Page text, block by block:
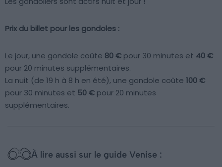
Prix du billet pour les gondoles :
Le jour, une gondole coûte 80 € pour 30 minutes et 40 €
pour 20 minutes supplémentaires.
La nuit (de 19 h à 8 h en été), une gondole coûte 100 €
pour 30 minutes et 50 € pour 20 minutes
supplémentaires.
À lire aussi sur le guide Venise :